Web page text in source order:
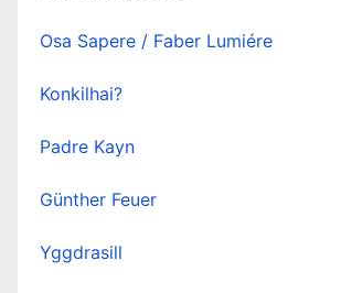
Osa Sapere / Faber Lumiére
Konkilhai?
Padre Kayn
Günther Feuer
Yggdrasill